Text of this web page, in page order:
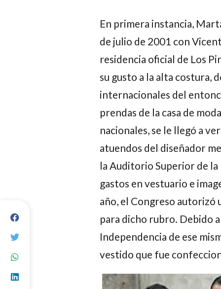
En primera instancia,
de julio de 2001 con
residencia oficial de Los
su gusto a la alta costura,
internacionales del
prendas de la casa de
nacionales, se le llegó a
atuendos del diseñador
la Auditorio Superior de
gastos en vestuario e
año, el Congreso autorizó
para dicho rubro. Debido
Independencia de ese
vestido que fue